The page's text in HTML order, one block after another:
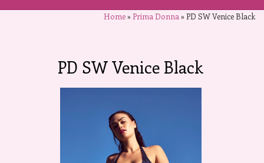
Home»Prima Donna »PD SW Venice Black
PD SW Venice Black